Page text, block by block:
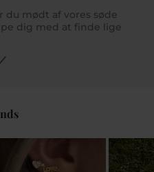
du mødt af vores søde
dig med at finde lige
til dig hvis det er noget
på www.pindj.dk.